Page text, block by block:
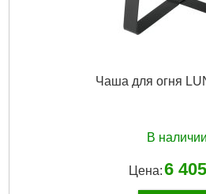
Чаша для огня
В наличии
Цена:6 405